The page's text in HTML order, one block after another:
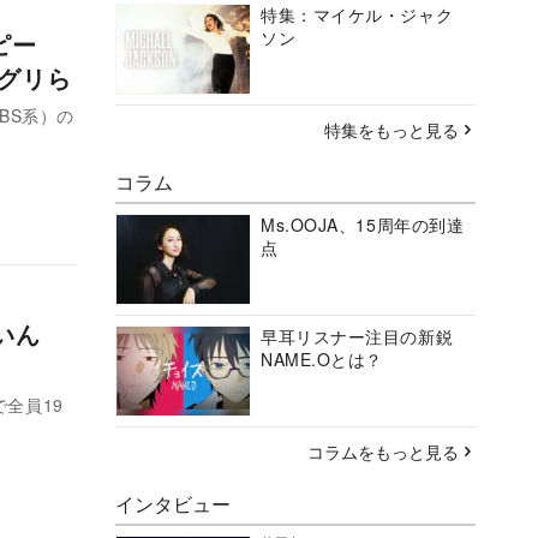
ー
リら
系）の
ん
全員19
特集：マイケル・ジャク
ソン
特集をもっと見る
コラム
Ms.OOJA、15周年の到達
点
早耳リスナー注目の新鋭
NAME.Oとは？
コラムをもっと見る
インタビュー